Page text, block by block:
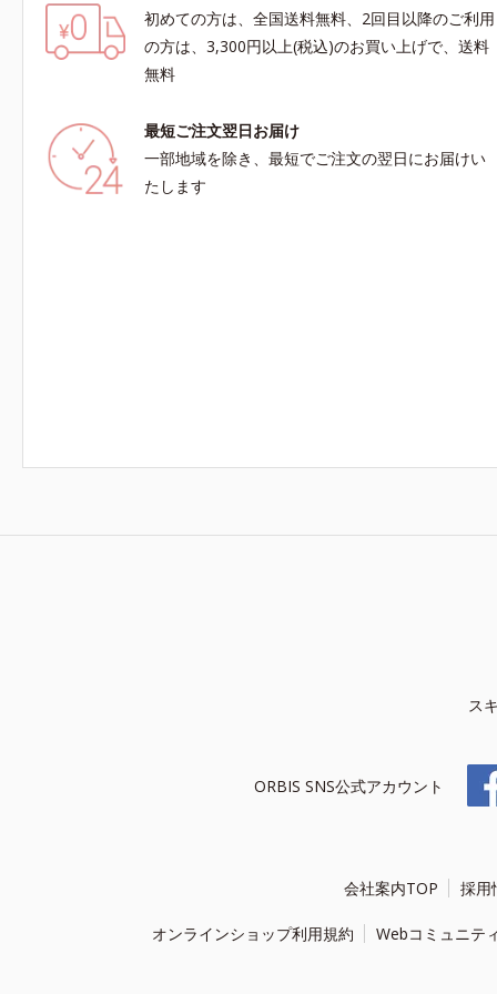
初めての方は、全国送料無料、2回目以降のご利用
の方は、3,300円以上(税込)のお買い上げで、送料
無料
最短ご注文翌日お届け
一部地域を除き、最短でご注文の翌日にお届けい
たします
ス
ORBIS SNS公式アカウント
会社案内TOP 採用
オンラインショップ利用規約 Webコミュニテ